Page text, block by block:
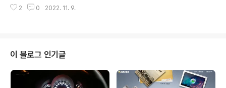
용 했네요. 손목을 안 아프게 해 주는..
그래서 149,000원 짜리 버즈2 프로를 49,000원에 구매
했습니다. 살짝 들어보니 음질이 꽤 좋네요. 얼마나 자주 사
용하게 될지는 모르지만, 싼 가격에 구매할 수 있게 되어 좋
네요 ^^
2 0 2022. 11. 9.
이 블로그 인기글